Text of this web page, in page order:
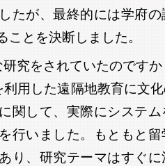
たが、最終的には学府
とを決断しました。
究をされていたのです
用した遠隔地教育に文
関して、実際にシステ
行いました。もともと
り、研究テーマはすぐ